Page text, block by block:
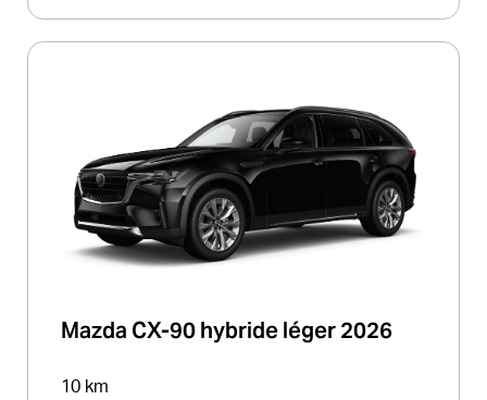
Mazda CX-90 hybride léger 2026
10 km